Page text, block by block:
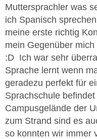
Muttersprachler was
ich Spanisch
meine erste richtig
mein Gegenüber
:D Ich war sehr
Sprache lernt wenn
geradezu perfekt für
Sprachschule
Campusgelände der
zum Strand sind es
so konnten wir immer